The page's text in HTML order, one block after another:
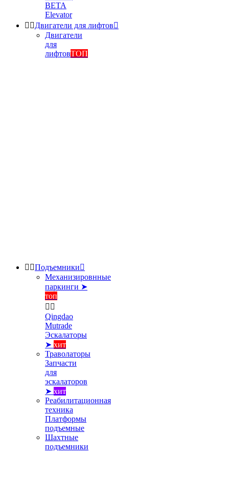
BETA
Elevator
 Двигатели для лифтов
Двигатели
для
лифтовТОП
 Подъемники
Механизировнные
паркинги ➤
топ
 
Qingdao
Mutrade
Эскалаторы
➤ хит
Траволаторы
Запчасти
для
эскалаторов
➤ хит
Реабилитационная
техника
Платформы
подъемные
Шахтные
подъемники